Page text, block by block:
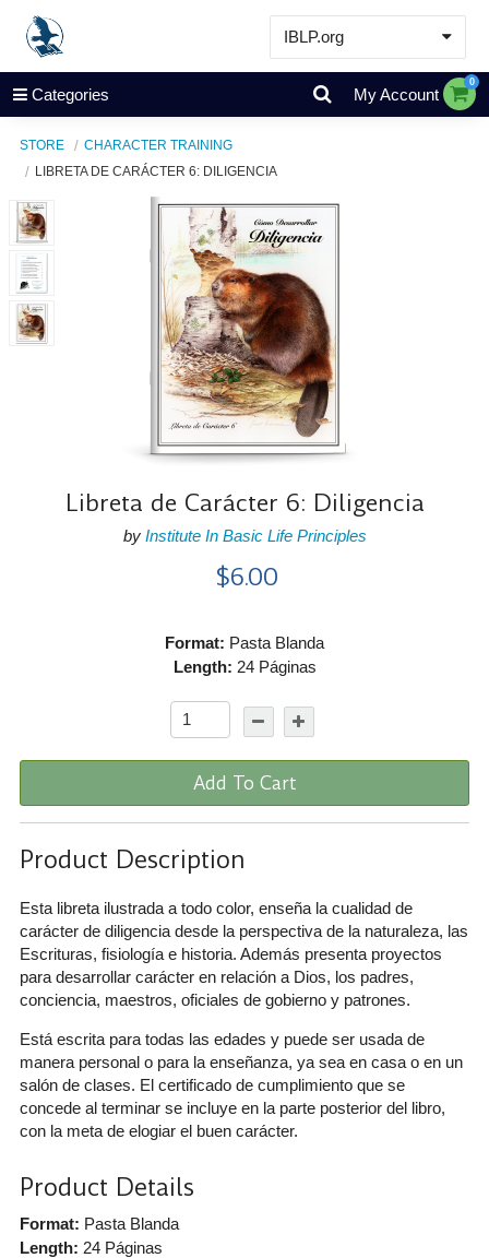
IBLP.org
Learn
Events & Resources
Categories My Account
0
STORE
CHARACTER TRAINING
LIBRETA DE CARÁCTER 6: DILIGENCIA
Libreta de Carácter 6: Diligencia
by Institute In Basic Life Principles
$6.00
Format: Pasta Blanda
Length: 24 Páginas
Add To Cart
Product Description
Esta libreta ilustrada a todo color, enseña la cualidad de
carácter de diligencia desde la perspectiva de la naturaleza, las
Escrituras, fisiología e historia. Además presenta proyectos
para desarrollar carácter en relación a Dios, los padres,
conciencia, maestros, oficiales de gobierno y patrones.
Está escrita para todas las edades y puede ser usada de
manera personal o para la enseñanza, ya sea en casa o en un
salón de clases. El certificado de cumplimiento que se
concede al terminar se incluye en la parte posterior del libro,
con la meta de elogiar el buen carácter.
Product Details
Format: Pasta Blanda
Length: 24 Páginas